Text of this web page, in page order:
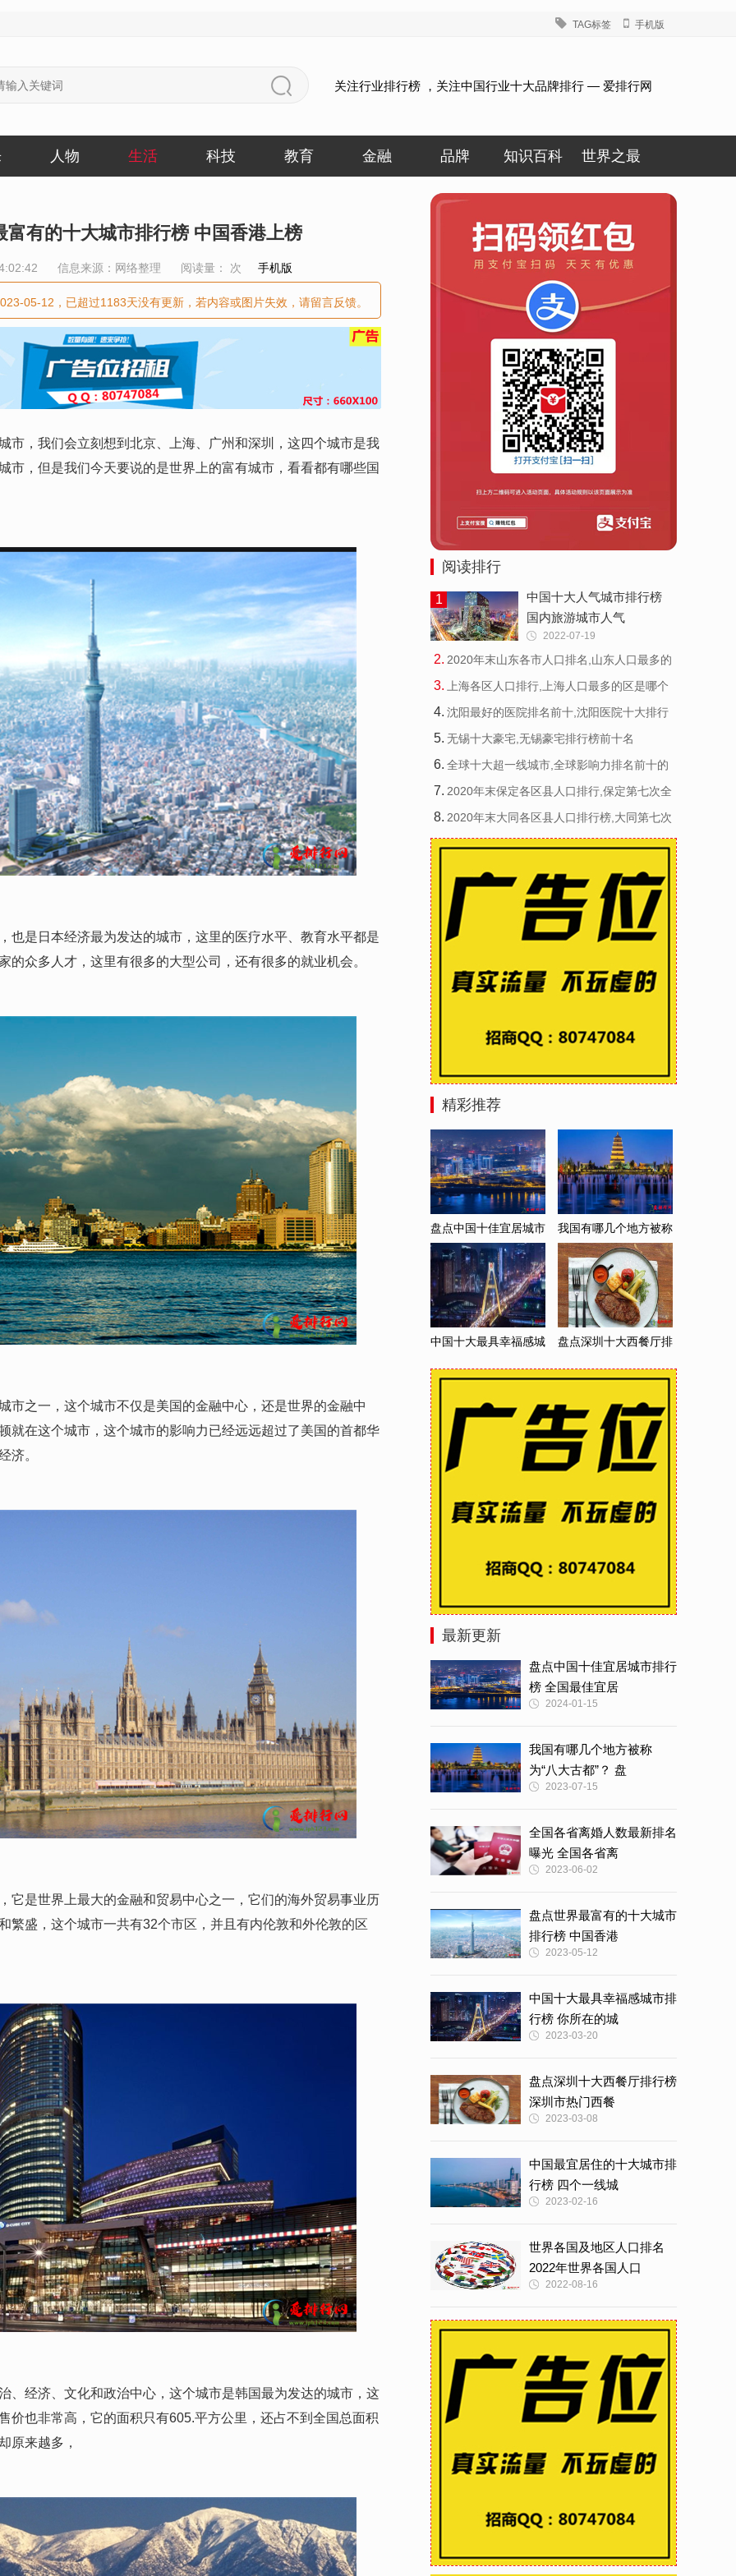
手机版
TAG标签
关注行业排行榜 ，关注中国行业十大品牌排行 — 爱排行网
人物 生活 科技 教育 金融 品牌 知识百科 世界之最
富有的十大城市排行榜 中国香港上榜
信息来源：网络整理 阅读量： 次 手机版
05-12，已超过1183天没有更新，若内容或图片失效，请留言反馈。
，我们会立刻想到北京、上海、广州和深圳，这四个城市是我
市，但是我们今天要说的是世界上的富有城市，看看都有哪些国
是日本经济最为发达的城市，这里的医疗水平、教育水平都是
的众多人才，这里有很多的大型公司，还有很多的就业机会。
之一，这个城市不仅是美国的金融中心，还是世界的金融中
就在这个城市，这个城市的影响力已经远远超过了美国的首都华
济。
是世界上最大的金融和贸易中心之一，它们的海外贸易事业历
繁盛，这个城市一共有32个市区，并且有内伦敦和外伦敦的区
经济、文化和政治中心，这个城市是韩国最为发达的城市，这
价也非常高，它的面积只有605.平方公里，还占不到全国总面积
原来越多，
阅读排行
1
中国十大人气城市排行榜
国内旅游城市人气
2022-07-19
2. 2020年末山东各市人口排名,山东人口最多的
3. 上海各区人口排行,上海人口最多的区是哪个
4. 沈阳最好的医院排名前十,沈阳医院十大排行
5. 无锡十大豪宅,无锡豪宅排行榜前十名
6. 全球十大超一线城市,全球影响力排名前十的
7. 2020年末保定各区县人口排行,保定第七次全
8. 2020年末大同各区县人口排行榜,大同第七次
精彩推荐
盘点中国十佳宜居城市
排行榜 全国最佳宜居
我国有哪几个地方被称
为“八大古都”？ 盘
中国十大最具幸福感城
市排行榜 你所在的城
盘点深圳十大西餐厅排
行榜 深圳市热门西餐
最新更新
盘点中国十佳宜居城市排行
榜 全国最佳宜居
2024-01-15
我国有哪几个地方被称
为“八大古都”？ 盘
2023-07-15
全国各省离婚人数最新排名
曝光 全国各省离
2023-06-02
盘点世界最富有的十大城市
排行榜 中国香港
2023-05-12
中国十大最具幸福感城市排
行榜 你所在的城
2023-03-20
盘点深圳十大西餐厅排行榜
深圳市热门西餐
2023-03-08
中国最宜居住的十大城市排
行榜 四个一线城
2023-02-16
世界各国及地区人口排名
2022年世界各国人口
2022-08-16